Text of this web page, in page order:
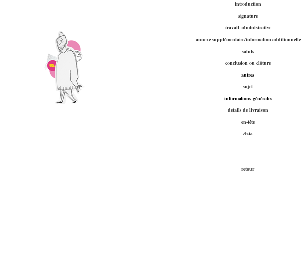
introduction
signature
travail administrative
annexe supplémentaire/information additionnelle
saluts
conclusion ou clôture
autres
sujet
informations générales
details de livraison
en-tête
date
retour